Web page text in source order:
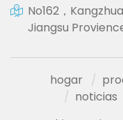
No162，
Jiangsu
hogar
noticias